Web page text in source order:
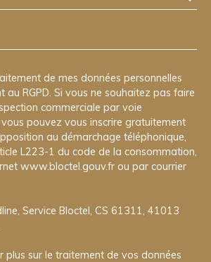
de mes données personnelles
au RGPD. Si vous ne souhaitez pas faire
commerciale par voie
pouvez vous inscrire gratuitement
au démarchage téléphonique,
L223-1 du code de la consommation,
www.bloctel.gouv.fr ou par courrier
Service Bloctel, CS 61311, 41013
plus sur le traitement de vos données